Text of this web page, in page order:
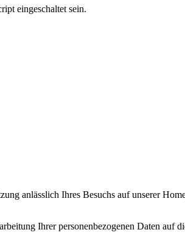
eingeschaltet sein.
anlässlich Ihres Besuchs auf unserer
Ihrer personenbezogenen Daten auf